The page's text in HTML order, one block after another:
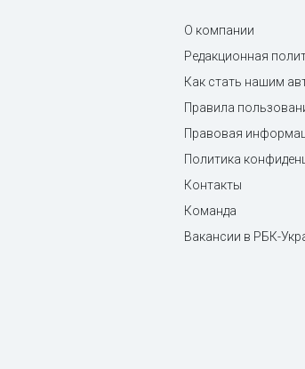
О компании
Редакционная
Как стать нашим
Правила
Правовая
Политика
Контакты
Команда
Вакансии в РБК-